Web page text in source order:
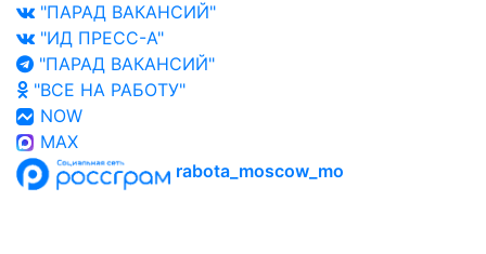
"ПАРАД ВАКАНСИЙ"
"ИД ПРЕСС-А"
"ПАРАД ВАКАНСИЙ"
"ВСЕ НА РАБОТУ"
NOW
MAX
rabota_moscow_mo